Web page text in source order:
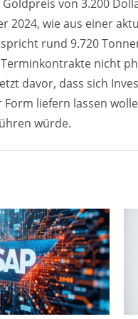
von 3.200
2024, wie aus einer
rund 9.720
nicht
davor, dass sich
liefern lassen
würde.